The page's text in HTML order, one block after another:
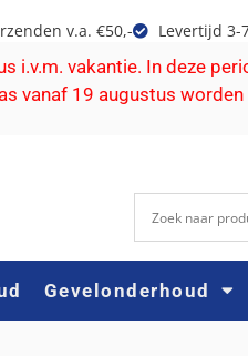
v.a. €50,- Levertijd 3-
i.v.m. vakantie. In deze
vanaf 19 augustus worden
Gevelonderhoud